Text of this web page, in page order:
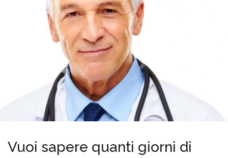
Vuoi sapere quanti giorni di